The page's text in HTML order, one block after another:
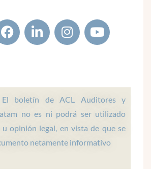
F
a
c
o
o
k
L
i
n
d
i
n
I
n
s
g
r
a
m
Y
o
u
b
e
El boletín de ACL Auditores y
no es ni podrá ser utilizado
u opinión legal, en vista de que se
netamente informativo